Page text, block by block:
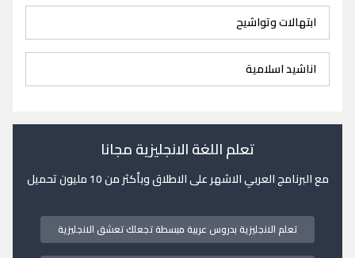
ابتهالات وتواشيح
اناشيد اسلامية
تعلم اللغة الانجليزية مجانا
مع البرنامج العربي الاشهر على الاطلاق وبأكثر من 10 مليون تحميل
تعلم الانجليزية بدروس عربية مبسطة تجعلك تعشق الانجليزية